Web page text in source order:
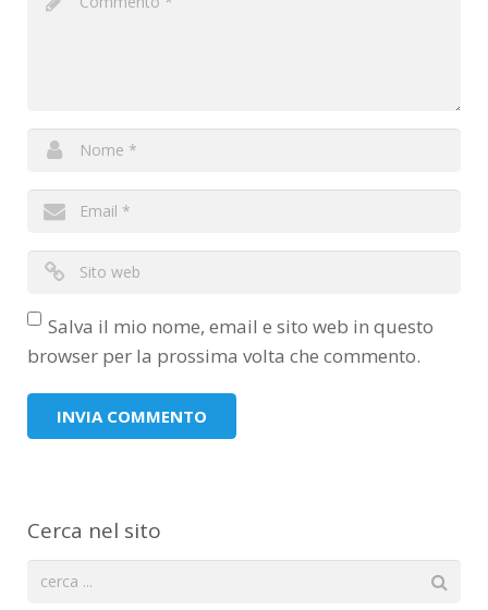
Salva il mio nome, email e sito web in questo
browser per la prossima volta che commento.
Cerca nel sito